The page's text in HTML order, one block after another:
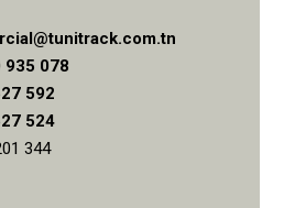
935 078
592
524
344